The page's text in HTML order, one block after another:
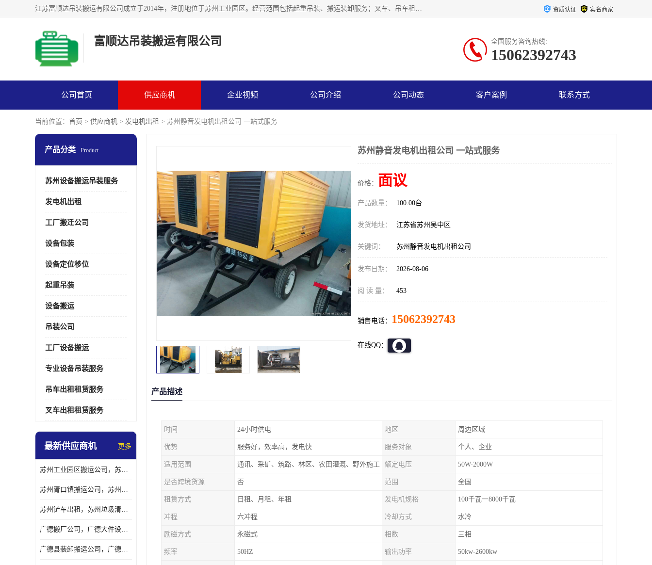
江苏富顺达吊装搬运有限公司成立于2014年，注册地位于苏州工业园区。经营范围包括起重吊装、搬运装卸服务；叉车、吊车租赁；水电安装；机电工程施工及维护；机电设备安装；家政服务、保洁服务。苏州搬运公司，苏州叉车出租，苏州吊车出租，苏州工厂设备搬运，专业设备吊装服务。 资质认证 实名商家
富顺达吊装搬运有限公司 全国服务咨询热线:
15062392743
公司首页 供应商机 企业视频 公司介绍 公司动态 客户案例 联系方式
当前位置： 首页 > 供应商机 > 发电机出租 > 苏州静音发电机出租公司 一站式服务
产品分类 Product
苏州设备搬运吊装服务
发电机出租
工厂搬迁公司
设备包装
设备定位移位
起重吊装
设备搬运
吊装公司
工厂设备搬运
专业设备吊装服务
吊车出租租赁服务
叉车出租租赁服务
最新供应商机 更多
苏州工业园区搬运公司，苏州工业园区搬厂公司
苏州胥口镇搬运公司，苏州胥口镇吊装搬厂公司
苏州铲车出租，苏州垃圾清理铲车租赁服务
广德搬厂公司，广德大件设备搬厂，广德搬运
广德县装卸搬运公司，广德县机器搬运公司
苏州静音发电机出租公司 一站式服务
价格： 面议
产品数量： 100.00台
发货地址： 江苏省苏州吴中区
关键词： 苏州静音发电机出租公司
发布日期： 2026-08-06
阅 读 量： 453
销售电话： 15062392743
在线QQ：
产品描述
时间 24小时供电 地区 周边区域
优势 服务好，效率高，发电快 服务对象 个人、企业
适用范围 通讯、采矿、筑路、林区、农田灌溉、野外施工 额定电压 50W-2000W
是否跨境货源 否 范围 全国
租赁方式 日租、月租、年租 发电机规格 100千瓦一8000千瓦
冲程 六冲程 冷却方式 水冷
励磁方式 永磁式 相数 三相
频率 50HZ 输出功率 50kw-2600kw